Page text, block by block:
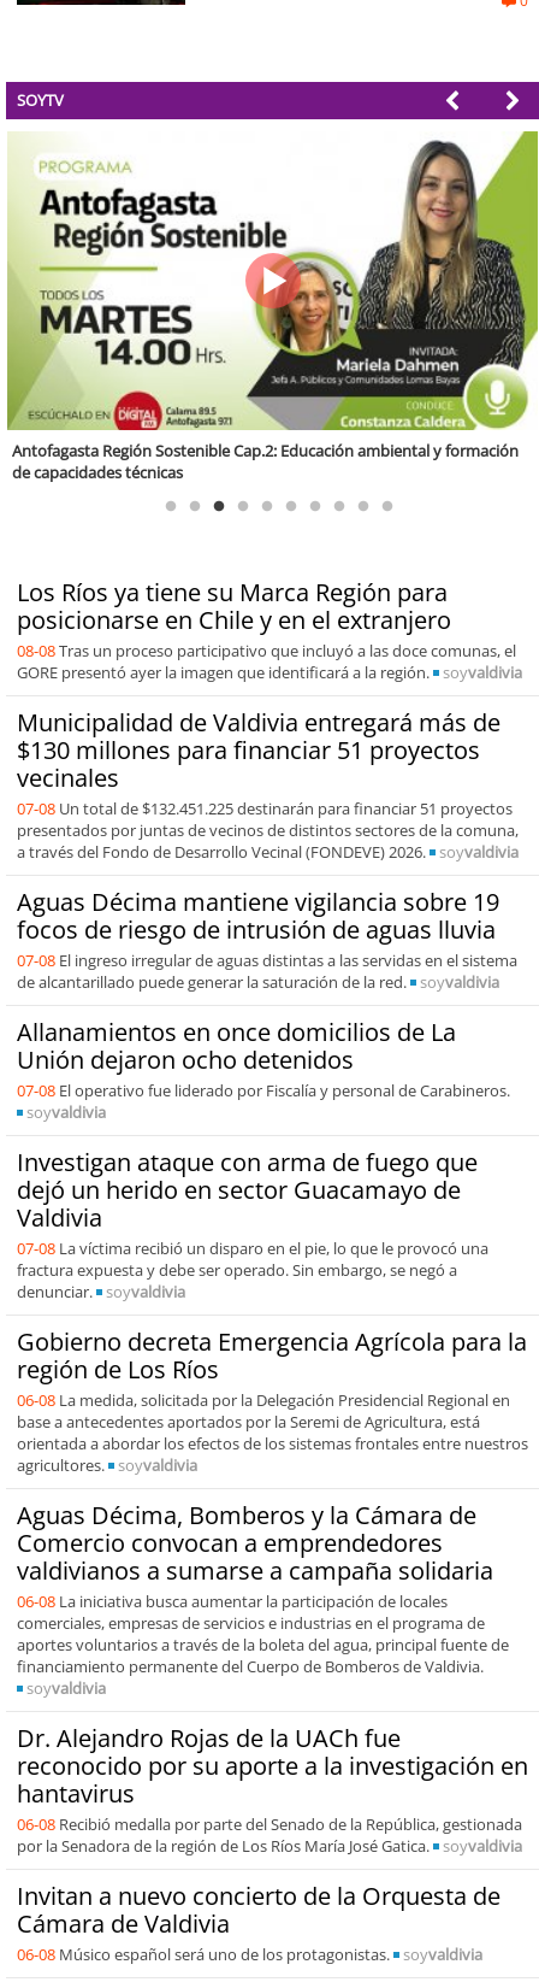
SOYTV
Valparaíso Región Sostenible Cap. 83: Calidad, ética y sostenibilidad
Los Ríos ya tiene su Marca Región para
posicionarse en Chile y en el extranjero
08-08Tras un proceso participativo que incluyó a las doce comunas, el
GORE presentó ayer la imagen que identificará a la región.
soyvaldivia
Municipalidad de Valdivia entregará más de
$130 millones para financiar 51 proyectos
vecinales
07-08 Un total de $132.451.225 destinarán para financiar 51 proyectos
presentados por juntas de vecinos de distintos sectores de la comuna,
a través del Fondo de Desarrollo Vecinal (FONDEVE) 2026.
soyvaldivia
Aguas Décima mantiene vigilancia sobre 19
focos de riesgo de intrusión de aguas lluvia
07-08 El ingreso irregular de aguas distintas a las servidas en el sistema
de alcantarillado puede generar la saturación de la red.
soyvaldivia
Allanamientos en once domicilios de La
Unión dejaron ocho detenidos
07-08 El operativo fue liderado por Fiscalía y personal de Carabineros.
soyvaldivia
Investigan ataque con arma de fuego que
dejó un herido en sector Guacamayo de
Valdivia
07-08 La víctima recibió un disparo en el pie, lo que le provocó una
fractura expuesta y debe ser operado. Sin embargo, se negó a
denunciar.
soyvaldivia
Gobierno decreta Emergencia Agrícola para la
región de Los Ríos
06-08 La medida, solicitada por la Delegación Presidencial Regional en
base a antecedentes aportados por la Seremi de Agricultura, está
orientada a abordar los efectos de los sistemas frontales entre nuestros
agricultores.
soyvaldivia
Aguas Décima, Bomberos y la Cámara de
Comercio convocan a emprendedores
valdivianos a sumarse a campaña solidaria
06-08 La iniciativa busca aumentar la participación de locales
comerciales, empresas de servicios e industrias en el programa de
aportes voluntarios a través de la boleta del agua, principal fuente de
financiamiento permanente del Cuerpo de Bomberos de Valdivia.
soyvaldivia
Dr. Alejandro Rojas de la UACh fue
reconocido por su aporte a la investigación en
hantavirus
06-08 Recibió medalla por parte del Senado de la República, gestionada
por la Senadora de la región de Los Ríos María José Gatica.
soyvaldivia
Invitan a nuevo concierto de la Orquesta de
Cámara de Valdivia
06-08 Músico español será uno de los protagonistas. soyvaldivia